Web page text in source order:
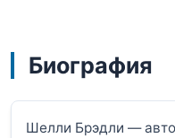
Биография
Шелли Брэдли —